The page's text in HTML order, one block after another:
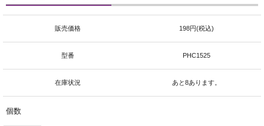
販売価格 198円(税込)
型番 PHC1525
在庫状況 あと8あります。
個数